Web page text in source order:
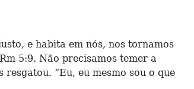
e habita em nós, nos tornamos
5:9. Não precisamos temer a
“Eu, eu mesmo sou o que